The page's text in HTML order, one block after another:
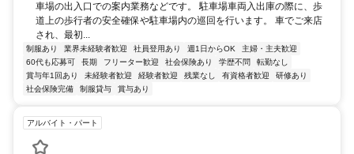
車場の出入口での案内業務などです。 駐車場車両入出庫の際に、歩
道上の歩行者の安全確保や駐車場内の巡回を行います。 車でご来店
され、最初...
制服あり 業界未経験者歓迎 社員登用あり 週1日からOK
主婦・主夫歓迎
60代も応募可
長期 フリーター歓迎 社会保険あり 学歴不問
転勤なし
賞与年1回あり
未経験者歓迎 経験者歓迎 残業なし 有資格者歓迎
研修あり
社会保険完備
制服貸与 賞与あり
アルバイト・パート